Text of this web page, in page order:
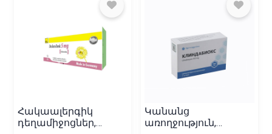
Հակաալերգիկ
դեղամիջոցներ,
Կանանց
առողջություն,